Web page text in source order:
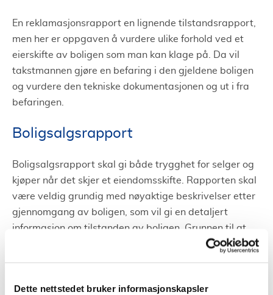
Dette nettstedet bruker informasjonskapsler
En reklamasjonsrapport en lignende tilstandsrapport,
men her er oppgaven å vurdere ulike forhold ved et
eierskifte av boligen som man kan klage på. Da vil
takstmannen gjøre en befaring i den gjeldene boligen
og vurdere den tekniske dokumentasjonen og ut i fra
befaringen.
Boligsalgsrapport
Boligsalgsrapport skal gi både trygghet for selger og
kjøper når det skjer et eiendomsskifte. Rapporten skal
være veldig grundig med nøyaktige beskrivelser etter
gjennomgang av boligen, som vil gi en detaljert
informasjon om tilstanden av boligen. Grunnen til at
man gjør dette er å slippe konflikter og misforståelser
detaljert. Samtidig som han vurderer mulige behov for